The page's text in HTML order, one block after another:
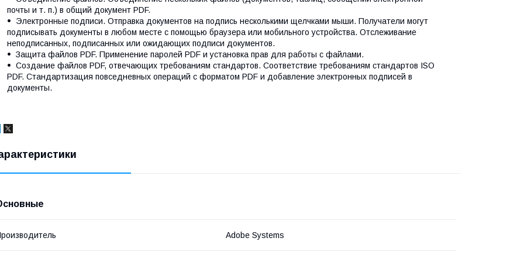
почты и т. п.) в общий документ PDF.
Электронные подписи. Отправка документов на подпись несколькими щелчками мыши. Получатели могут
подписывать документы в любом месте с помощью браузера или мобильного устройства. Отслеживание
неподписанных, подписанных или ожидающих подписи документов.
Защита файлов PDF. Применение паролей PDF и установка прав для работы с файлами.
Создание файлов PDF, отвечающих требованиям стандартов. Соответствие требованиям стандартов ISO
PDF. Стандартизация повседневных операций с форматом PDF и добавление электронных подписей в
документы.
Adobe Systems